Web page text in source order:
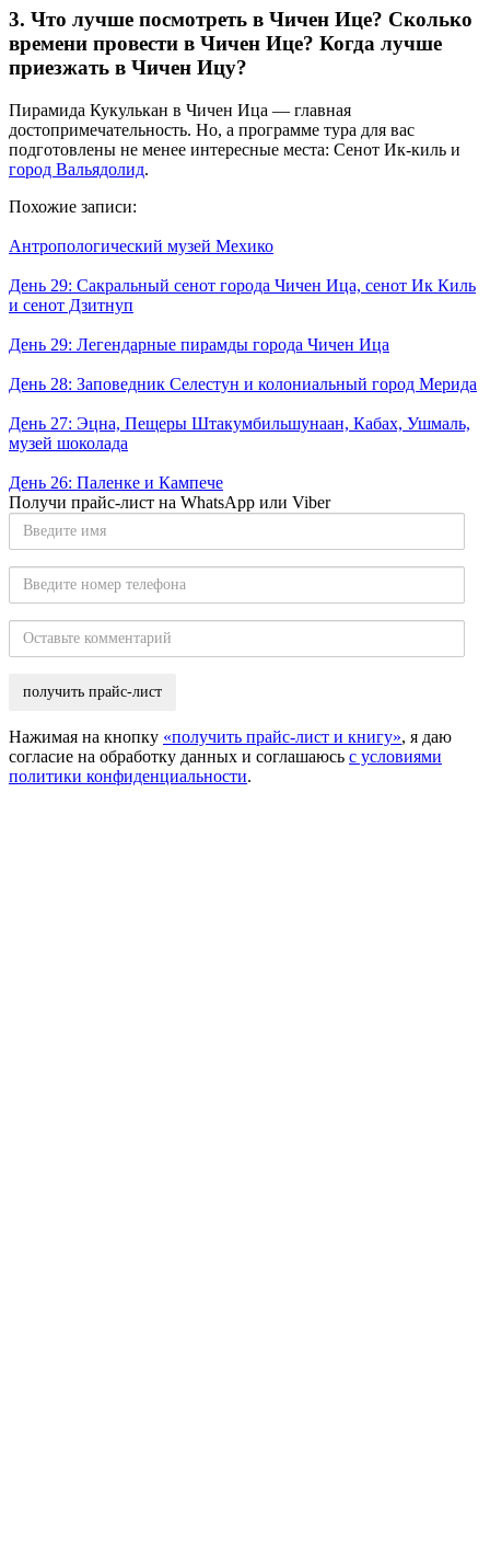
3. Что лучше посмотреть в Чичен Ице? Сколько
времени провести в Чичен Ице? Когда лучше
приезжать в Чичен Ицу?
Пирамида Кукулькан в Чичен Ица — главная
достопримечательность. Но, а программе тура для вас
подготовлены не менее интересные места: Сенот Ик-киль и
город Вальядолид.
Похожие записи:
Антропологический музей Мехико
День 29: Сакральный сенот города Чичен Ица, сенот Ик Киль
и сенот Дзитнуп
День 29: Легендарные пирамды города Чичен Ица
День 28: Заповедник Селестун и колониальный город Мерида
День 27: Эцна, Пещеры Штакумбильшунаан, Кабах, Ушмаль,
музей шоколада
День 26: Паленке и Кампече
Получи прайс-лист на WhatsApp или Viber
Введите
имя
Введите
номер
Оставьте
комментарий
Нажимая на кнопку «получить прайс-лист и книгу», я даю
согласие на обработку данных и соглашаюсь с условиями
политики конфиденциальности.